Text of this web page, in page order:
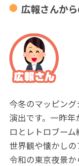
広報さんか
今冬のマッピン
演出です。一昨年
ロとレトロブー
世界観や懐かしの
令和の東京夜景